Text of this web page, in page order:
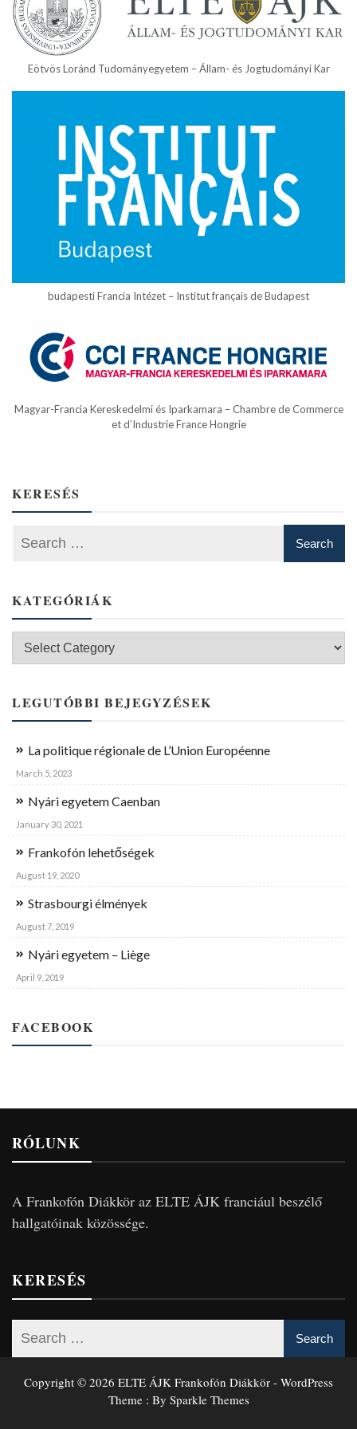
Eötvös Loránd Tudományegyetem – Állam- és Jogtudományi Kar
budapesti Francia Intézet – Institut français de Budapest
Magyar-Francia Kereskedelmi és Iparkamara – Chambre de Commerce
et d’Industrie France Hongrie
KERESÉS
KATEGÓRIÁK
Kategóriák
LEGUTÓBBI BEJEGYZÉSEK
La politique régionale de L’Union Européenne
March 5, 2023
Nyári egyetem Caenban
January 30, 2021
Frankofón lehetőségek
August 19, 2020
Strasbourgi élmények
August 7, 2019
Nyári egyetem – Liège
April 9, 2019
FACEBOOK
RÓLUNK
A Frankofón Diákkör az ELTE ÁJK franciául beszélő
hallgatóinak közössége.
KERESÉS
Copyright © 2026 ELTE ÁJK Frankofón Diákkör - WordPress
Theme : By Sparkle Themes